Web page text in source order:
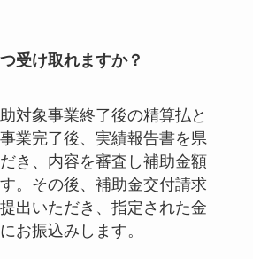
受け取れますか？
対象事業終了後の精算払と
業完了後、実績報告書を県
き、内容を審査し補助金額
。その後、補助金交付請求
出いただき、指定された金
お振込みします。